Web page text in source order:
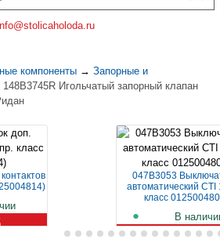
компоненты → Запорные и
148B3745R Игольчатый запорный клапан
047B3053
автоматический CTI
класс
В
1 129 руб.